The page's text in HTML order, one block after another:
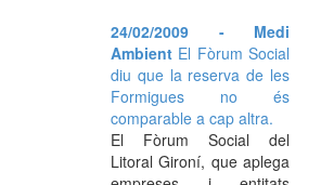
24/02/2009 - Medi
Ambient El Fòrum Social
diu que la reserva de les
Formigues no és
comparable a cap altra.
El Fòrum Social del
Litoral Gironí, que aplega